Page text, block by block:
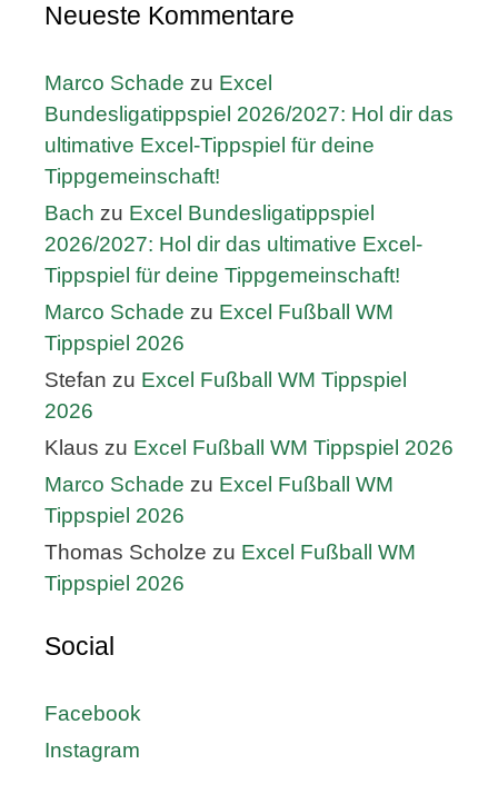
Neueste Kommentare
Marco Schade zu Excel
Bundesligatippspiel 2026/2027: Hol dir das
ultimative Excel-Tippspiel für deine
Tippgemeinschaft!
Bach zu Excel Bundesligatippspiel
2026/2027: Hol dir das ultimative Excel-
Tippspiel für deine Tippgemeinschaft!
Marco Schade zu Excel Fußball WM
Tippspiel 2026
Stefan zu Excel Fußball WM Tippspiel
2026
Klaus zu Excel Fußball WM Tippspiel 2026
Marco Schade zu Excel Fußball WM
Tippspiel 2026
Thomas Scholze zu Excel Fußball WM
Tippspiel 2026
Social
Facebook
Instagram